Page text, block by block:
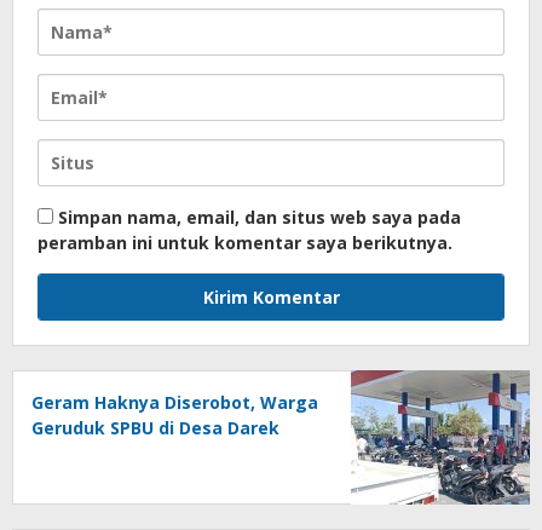
Simpan nama, email, dan situs web saya pada
peramban ini untuk komentar saya berikutnya.
Geram Haknya Diserobot, Warga
Geruduk SPBU di Desa Darek